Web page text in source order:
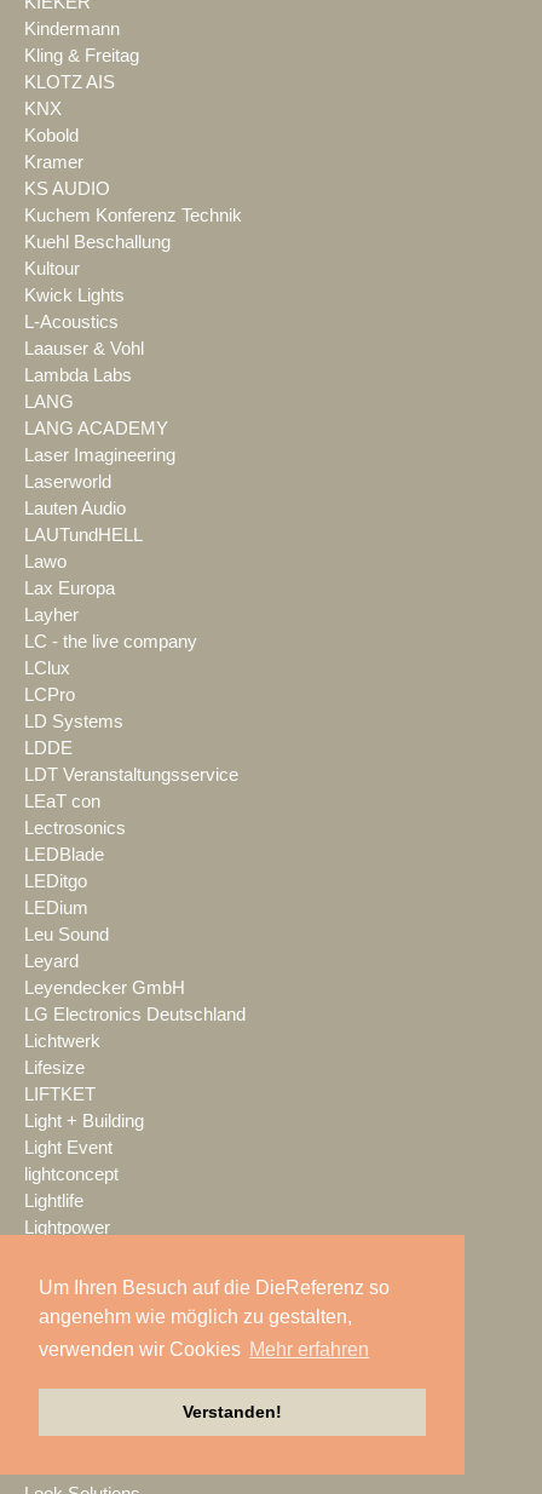
Um Ihren Besuch auf die DieReferenz so
angenehm wie möglich zu gestalten,
verwenden wir Cookies Mehr erfahren
Verstanden!
Kindermann
Kling & Freitag
KLOTZ AIS
KNX
Kobold
Kramer
KS AUDIO
Kuchem Konferenz Technik
Kuehl Beschallung
Kultour
Kwick Lights
L-Acoustics
Laauser & Vohl
Lambda Labs
LANG
LANG ACADEMY
Laser Imagineering
Laserworld
Lauten Audio
LAUTundHELL
Lawo
Lax Europa
Layher
LC - the live company
LClux
LCPro
LD Systems
LDDE
LDT Veranstaltungsservice
LEaT con
Lectrosonics
LEDBlade
LEDitgo
LEDium
Leu Sound
Leyard
Leyendecker GmbH
LG Electronics Deutschland
Lichtwerk
Lifesize
LIFTKET
Light + Building
Light Event
lightconcept
Lightlife
Lightpower
Limelight
livewelt
LK AG
LMP Pyrotechnik